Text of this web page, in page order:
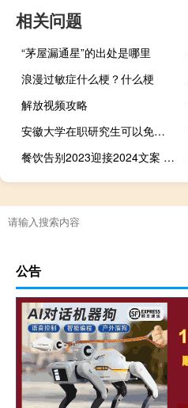
相关问题
“茅屋漏通星”的出处是哪里
浪漫过敏症什么梗？什么梗
解放视频攻略
安徽大学在职研究生可以免试入学吗
餐饮告别2023迎接2024文案 告别2023迎接2024图片
公告